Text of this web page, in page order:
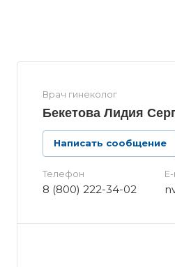
Врач гинеколог
Бекетова Лидия
Написать сообщение
Телефон
8 (800) 222-34-02